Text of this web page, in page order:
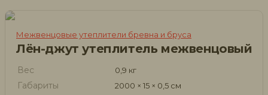
Межвенцовые утеплители бревна и бруса
Лён-джут утеплитель межвенцовый
Вес 0,9 кг
Габариты 2000 × 15 × 0,5 см